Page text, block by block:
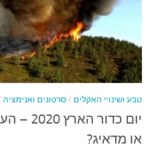
טבע ושינויי האקלים /סרטונים ואנימציה
יום
או מדאיג?